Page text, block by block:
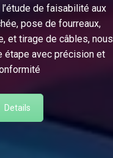
de faisabilité aux
pose de fourreaux,
et tirage de câbles, nous
étape avec précision et
Details